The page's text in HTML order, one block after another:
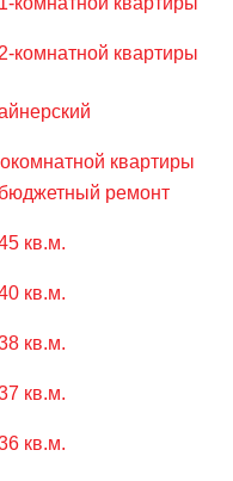
комнатной квартиры
квартиры
бюджетный ремонт
кв.м.
кв.м.
кв.м.
кв.м.
кв.м.